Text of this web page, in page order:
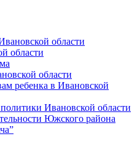
области
области
области
ребенка в Ивановской
Ивановской области
Южского района